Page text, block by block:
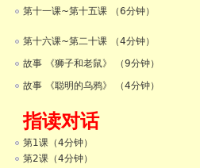
第十一课~第十五课 （6分钟）
第十六课~第二十课 （4分钟）
故事 《狮子和老鼠》 （9分钟）
故事 《聪明的乌鸦》 （4分钟）
指读对话
第1课（4分钟）
第2课（4分钟）